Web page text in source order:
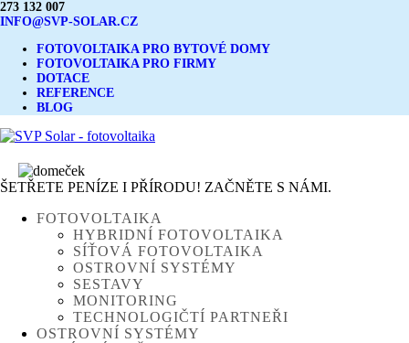
273 132 007
INFO@SVP-SOLAR.CZ
FOTOVOLTAIKA PRO BYTOVÉ DOMY
FOTOVOLTAIKA PRO FIRMY
DOTACE
REFERENCE
BLOG
ŠETŘETE PENÍZE I PŘÍRODU! ZAČNĚTE S NÁMI.
FOTOVOLTAIKA
HYBRIDNÍ FOTOVOLTAIKA
SÍŤOVÁ FOTOVOLTAIKA
OSTROVNÍ SYSTÉMY
SESTAVY
MONITORING
TECHNOLOGIČTÍ PARTNEŘI
OSTROVNÍ SYSTÉMY